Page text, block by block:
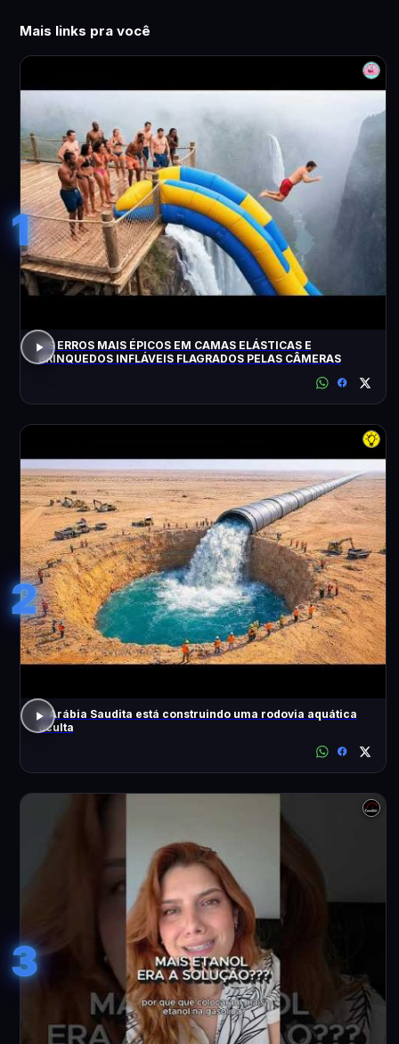
Mais links pra você
1
OS ERROS MAIS ÉPICOS EM CAMAS ELÁSTICAS E
BRINQUEDOS INFLÁVEIS FLAGRADOS PELAS CÂMERAS
2
A Arábia Saudita está construindo uma rodovia aquática
oculta
3